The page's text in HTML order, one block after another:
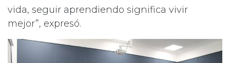
vida, seguir aprendiendo significa vivir
mejor”, expresó.